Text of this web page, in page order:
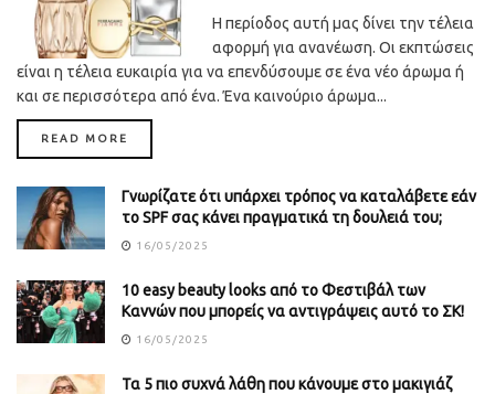
Η περίοδος αυτή μας δίνει την τέλεια
αφορμή για ανανέωση. Οι εκπτώσεις
είναι η τέλεια ευκαιρία για να επενδύσουμε σε ένα νέο άρωμα ή
και σε περισσότερα από ένα. Ένα καινούριο άρωμα...
READ MORE
Γνωρίζατε ότι υπάρχει τρόπος να καταλάβετε εάν
το SPF σας κάνει πραγματικά τη δουλειά του;
16/05/2025
10 easy beauty looks από το Φεστιβάλ των
Καννών που μπορείς να αντιγράψεις αυτό το ΣΚ!
16/05/2025
Τα 5 πιο συχνά λάθη που κάνουμε στο μακιγιάζ